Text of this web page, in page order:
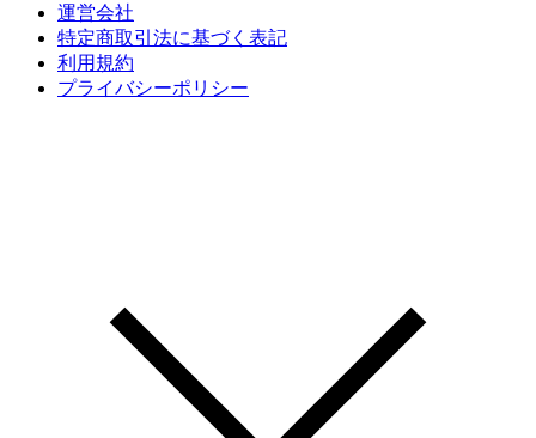
運営会社
特定商取引法に基づく表記
利用規約
プライバシーポリシー